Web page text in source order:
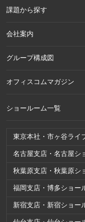
東京本社・市ヶ谷ライ
名古屋支店・名古屋シ
秋葉原支店・秋葉原シ
福岡支店・博多ショー
新宿支店・新宿ショー
課題から探す
会社案内
グループ構成図
オフィスコムマガジン
ショールーム一覧